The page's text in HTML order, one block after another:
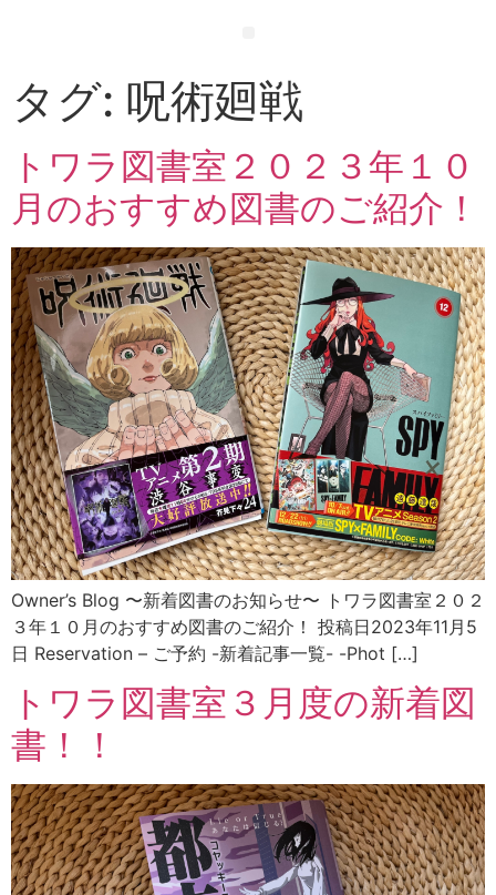
タグ: 呪術廻戦
トワラ図書室２０２３年１０
月のおすすめ図書のご紹介！
Owner’s Blog 〜新着図書のお知らせ〜 トワラ図書室２０２
３年１０月のおすすめ図書のご紹介！ 投稿日2023年11月5
日 Reservation – ご予約 -新着記事一覧- -Phot […]
トワラ図書室３月度の新着図
書！！